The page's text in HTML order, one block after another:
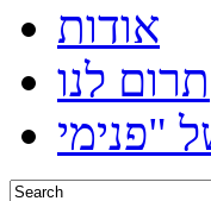
אודות
תרום לנו